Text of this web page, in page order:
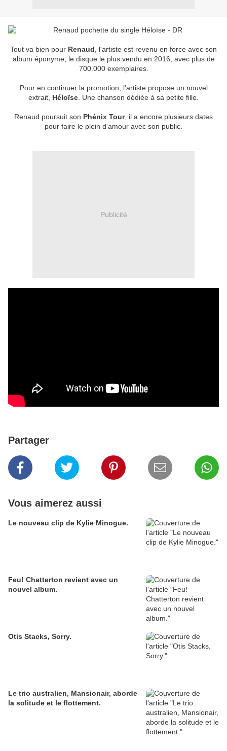
Tout va bien pour Renaud , l'artiste est revenu en force avec son
album éponyme, le disque le plus vendu en 2016, avec plus de
700.000 exemplaires.
Pour en continuer la promotion, l'artiste propose un nouvel
extrait, Héloïse . Une chanson dédiée à sa petite fille.
Renaud poursuit son Phénix Tour, il a encore plusieurs dates
pour faire le plein d'amour avec son public.
Publicité
Partager
Vous aimerez aussi
Le nouveau clip de Kylie Minogue.
Feu! Chatterton revient avec un
nouvel album.
Otis Stacks, Sorry.
Le trio australien, Mansionair, aborde
la solitude et le flottement.